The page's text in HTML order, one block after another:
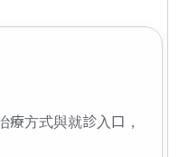
療方式與就診入口，